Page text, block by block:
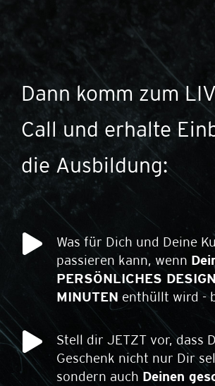
Dann komm zum
Call und erhalte
die Ausbildung:
Was für Dich und Deine
passieren kann, wenn
PERSÖNLICHES
MINUTEN enthüllt wird -
Stell dir JETZT vor, dass
Geschenk nicht nur Dir
sondern auch Deinen